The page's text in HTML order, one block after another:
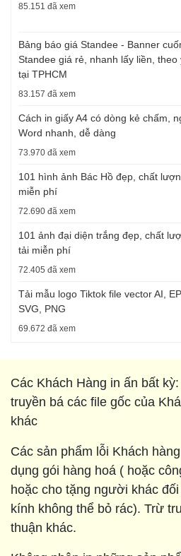
85.151 đã xem
Bảng báo giá Standee - Banner
Standee giá rẻ, nhanh lấy liền, theo
tại TPHCM
83.157 đã xem
Cách in giấy A4 có dòng kẻ chấm,
Word nhanh, dễ dàng
73.970 đã xem
101 hình ảnh Bác Hồ đẹp, chất
miễn phí
72.690 đã xem
101 ảnh đại diện trắng đẹp, chất
tải miễn phí
72.405 đã xem
Tải mẫu logo Tiktok file vector AI,
SVG, PNG
69.672 đã xem
Các Khách Hàng in ấn bất
truyền bá các file gốc của
khác
Các sản phẩm lỗi Khách
dụng gói hàng hoá ( hoặc
hoặc cho tặng người khác
kính không thể bỏ rác). Trừ
thuận khác.